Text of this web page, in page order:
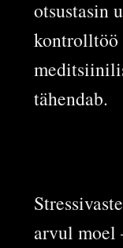
otsustasin
tähendab.
arvul moel